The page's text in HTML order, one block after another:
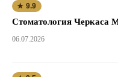
★ 9.9
Стоматология Черкаса
06.07.2026